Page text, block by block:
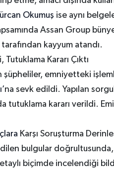
Okumuş ise aynı
Assan Group
kayyum atandı.
Kararı Çıktı
şüpheliler, emniyetteki
na sevk edildi. Yapılan
tutuklama kararı verildi.
Karşı Soruşturma
bulgular
biçimde incelendiği